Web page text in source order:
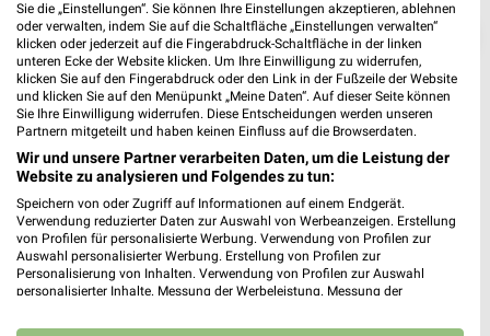
ROFU Prospekt für Saarbrücken ab Mo.
den 27.04.
Sie die „Einstellungen“. Sie können Ihre Einstellungen akzeptieren, ablehnen
oder verwalten, indem Sie auf die Schaltfläche „Einstellungen verwalten“
klicken oder jederzeit auf die Fingerabdruck-Schaltfläche in der linken
unteren Ecke der Website klicken. Um Ihre Einwilligung zu widerrufen,
klicken Sie auf den Fingerabdruck oder den Link in der Fußzeile der Website
und klicken Sie auf den Menüpunkt „Meine Daten“. Auf dieser Seite können
Sie Ihre Einwilligung widerrufen. Diese Entscheidungen werden unseren
Partnern mitgeteilt und haben keinen Einfluss auf die Browserdaten.
Wir und unsere Partner verarbeiten Daten, um die Leistung der
Website zu analysieren und Folgendes zu tun:
Speichern von oder Zugriff auf Informationen auf einem Endgerät.
Verwendung reduzierter Daten zur Auswahl von Werbeanzeigen. Erstellung
von Profilen für personalisierte Werbung. Verwendung von Profilen zur
Auswahl personalisierter Werbung. Erstellung von Profilen zur
Personalisierung von Inhalten. Verwendung von Profilen zur Auswahl
personalisierter Inhalte. Messung der Werbeleistung. Messung der
Kombinationen von Daten aus verschiedenen Quellen. Entwicklung und